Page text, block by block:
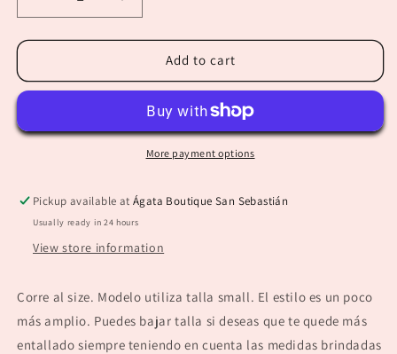
Decrease
quantity
for
Denim
Increase
quantity
for
“Anette”
Denim
Jean
Add to cart
More payment options
Pickup available atÁgata Boutique San Sebastián
Usually ready in 24 hours
View store information
Corre al size. Modelo utiliza talla small. El estilo es un poco
más amplio. Puedes bajar talla si deseas que te quede más
entallado siempre teniendo en cuenta las medidas brindadas